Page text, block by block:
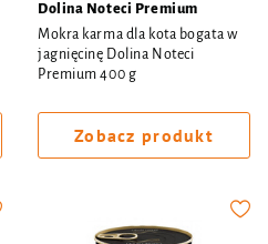
Dolina Noteci Premium
Mokra karma dla kota bogata w
jagnięcinę Dolina Noteci
Premium 400 g
Zobacz produkt